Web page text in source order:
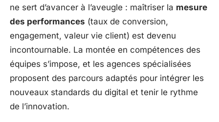
ne sert d’avancer à l’aveugle : maîtriser la mesure
des performances (taux de conversion,
engagement, valeur vie client) est devenu
incontournable. La montée en compétences des
équipes s’impose, et les agences spécialisées
proposent des parcours adaptés pour intégrer les
nouveaux standards du digital et tenir le rythme
de l’innovation.